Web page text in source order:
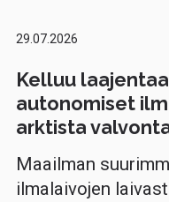
29.07.2026
Kelluu
autonomiset
arktista
Maailman
ilmalaivojen